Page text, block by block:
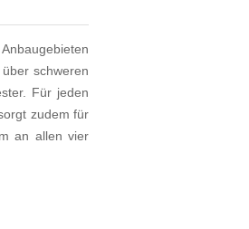
schweren
Für jeden
zudem für
an allen vier